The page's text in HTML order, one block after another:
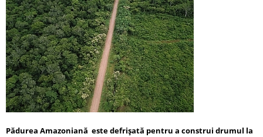
Pădurea Amazoniană este defrișată pentru a construi drumul la